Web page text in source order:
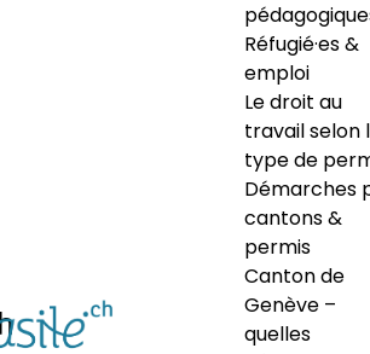
Réfugié·es &
emploi
Le droit au
travail selon
type de
Démarches
cantons &
permis
Canton de
Genève –
quelles